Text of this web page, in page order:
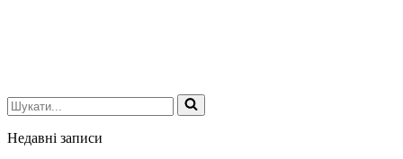
Шукати...
Недавні записи